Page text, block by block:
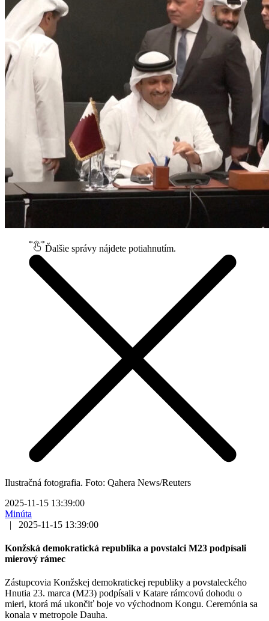
Ďalšie správy nájdete potiahnutím.
Ilustračná fotografia. Foto: Qahera News/Reuters
2025-11-15 13:39:00
Minúta
|
2025-11-15 13:39:00
Konžská demokratická republika a povstalci M23 podpísali
mierový rámec
Zástupcovia Konžskej demokratickej republiky a povstaleckého
Hnutia 23. marca (M23) podpísali v Katare rámcovú dohodu o
mieri, ktorá má ukončiť boje vo východnom Kongu. Ceremónia sa
konala v metropole Dauha.